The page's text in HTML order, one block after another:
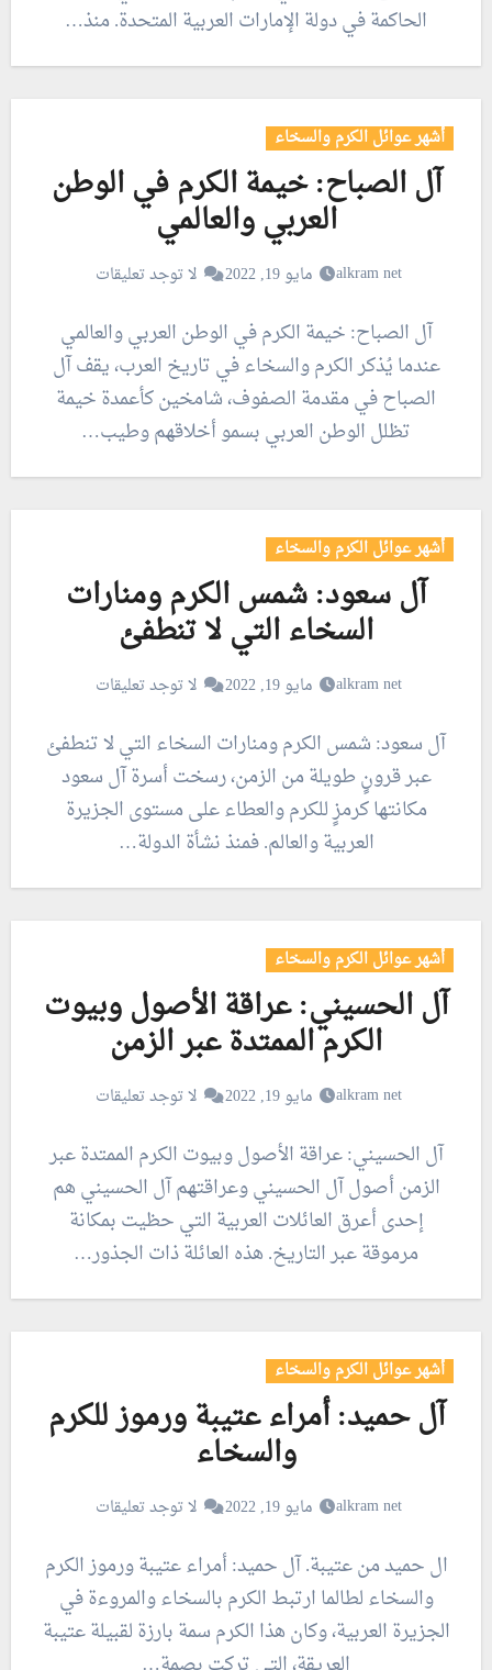
الحاكمة في دولة الإمارات العربية المتحدة. منذ…
أشهر عوائل الكرم والسخاء
آل الصباح: خيمة الكرم في الوطن
العربي والعالمي
alkram net مايو 19, 2022 لا توجد تعليقات
آل الصباح: خيمة الكرم في الوطن العربي والعالمي
عندما يُذكر الكرم والسخاء في تاريخ العرب، يقف آل
الصباح في مقدمة الصفوف، شامخين كأعمدة خيمة
تظلل الوطن العربي بسمو أخلاقهم وطيب…
أشهر عوائل الكرم والسخاء
آل سعود: شمس الكرم ومنارات
السخاء التي لا تنطفئ
alkram net مايو 19, 2022 لا توجد تعليقات
آل سعود: شمس الكرم ومنارات السخاء التي لا تنطفئ
عبر قرونٍ طويلة من الزمن، رسخت أسرة آل سعود
مكانتها كرمزٍ للكرم والعطاء على مستوى الجزيرة
العربية والعالم. فمنذ نشأة الدولة…
أشهر عوائل الكرم والسخاء
آل الحسيني: عراقة الأصول وبيوت
الكرم الممتدة عبر الزمن
alkram net مايو 19, 2022 لا توجد تعليقات
آل الحسيني: عراقة الأصول وبيوت الكرم الممتدة عبر
الزمن أصول آل الحسيني وعراقتهم آل الحسيني هم
إحدى أعرق العائلات العربية التي حظيت بمكانة
مرموقة عبر التاريخ. هذه العائلة ذات الجذور…
أشهر عوائل الكرم والسخاء
آل حميد: أمراء عتيبة ورموز للكرم
والسخاء
alkram net مايو 19, 2022 لا توجد تعليقات
ال حميد من عتيبة. آل حميد: أمراء عتيبة ورموز الكرم
والسخاء لطالما ارتبط الكرم بالسخاء والمروءة في
الجزيرة العربية، وكان هذا الكرم سمة بارزة لقبيلة عتيبة